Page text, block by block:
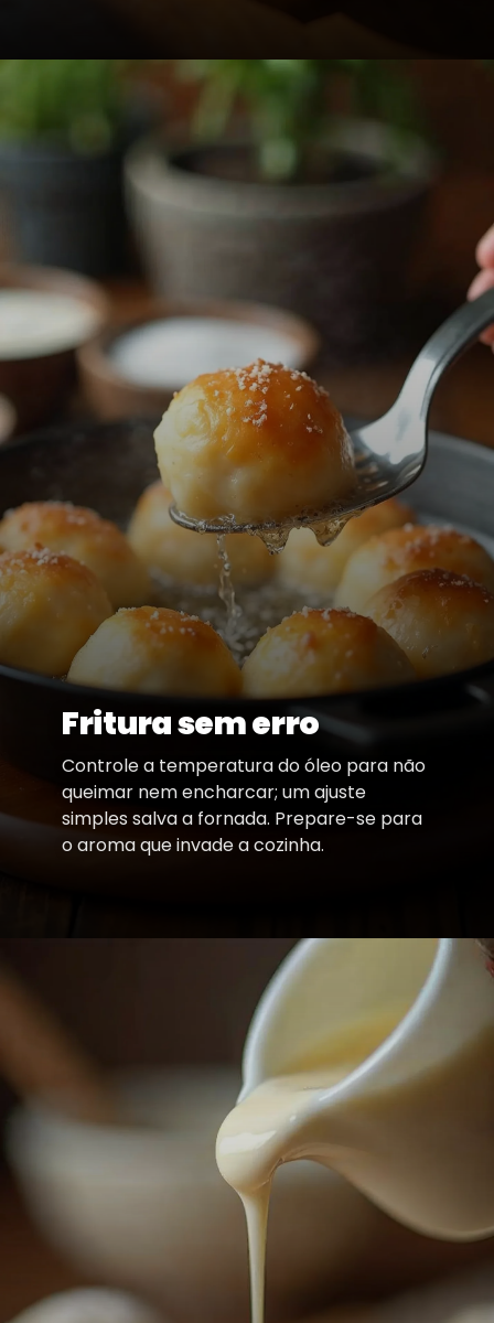
Fritura sem erro
Controle a temperatura do óleo para não
queimar nem encharcar; um ajuste
simples salva a fornada. Prepare-se para
o aroma que invade a cozinha.